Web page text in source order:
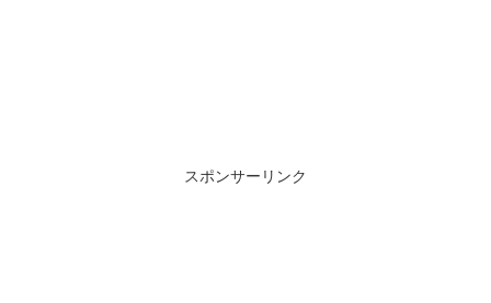
スポンサーリンク